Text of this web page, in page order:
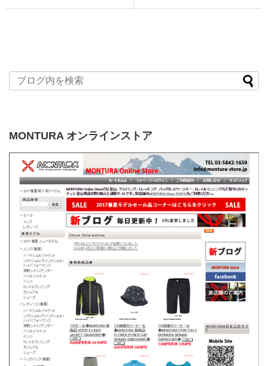
MONTURA オンラインストア